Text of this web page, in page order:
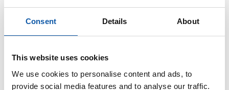
Consent Details About
This website uses cookies
We use cookies to personalise content and ads, to
provide social media features and to analyse our traffic.
Wie können wir Ihnen helfen? *